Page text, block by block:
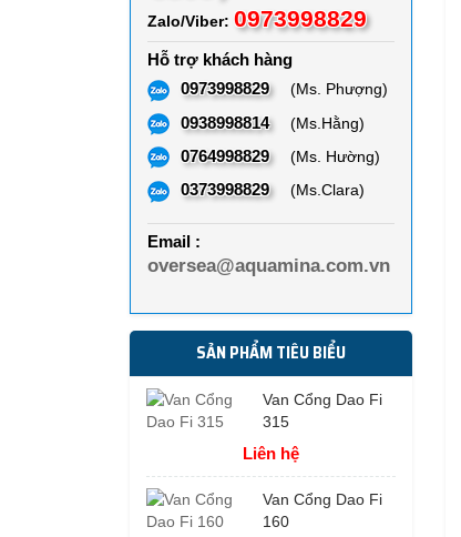
Zalo/Viber: 0973998829
Hỗ trợ khách hàng
0973998829
(Ms. Phượng)
0938998814 (Ms.Hằng)
0764998829 (Ms. Hường)
0373998829 (Ms.Clara)
Email :
oversea@aquamina.com.vn
SẢN PHẨM TIÊU BIỂU
Van Cổng Dao Fi
315
Liên hệ
Van Cổng Dao Fi
160